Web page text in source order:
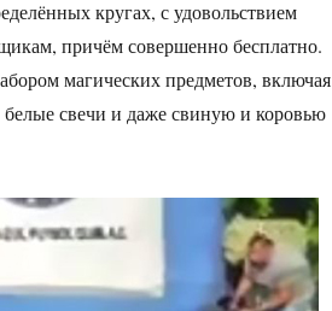
кругах, с удовольствием
причём совершенно бесплатно.
магических предметов, включая
свечи и даже свиную и коровью